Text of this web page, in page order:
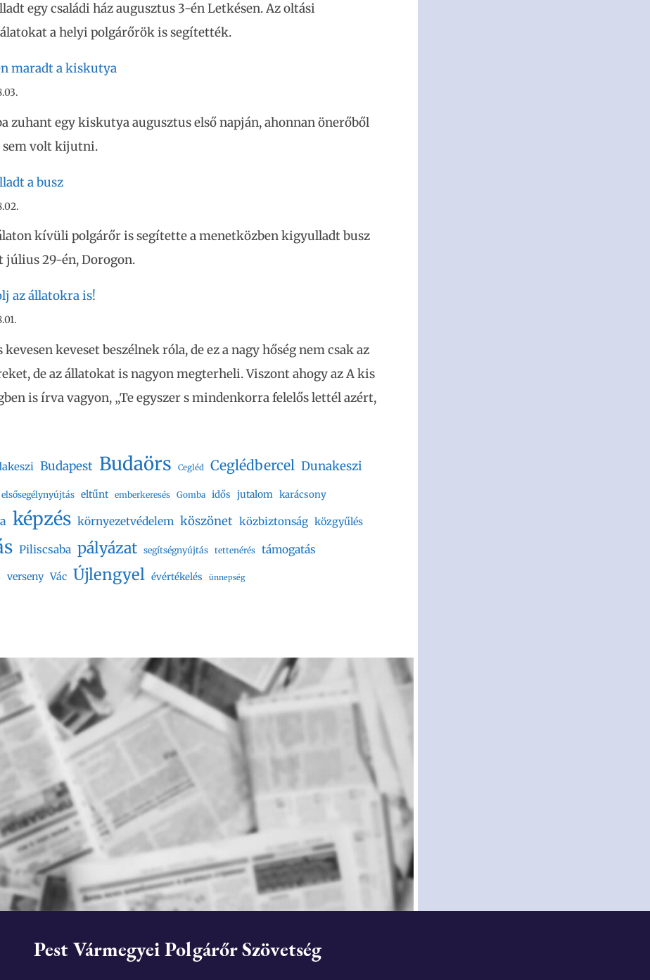
egy családi ház augusztus 3-én Letkésen. Az oltási
a helyi polgárőrök is segítették.
maradt a kiskutya
zuhant egy kiskutya augusztus első napján, ahonnan önerőből
sem volt kijutni.
a busz
kívüli polgárőr is segítette a menetközben kigyulladt busz
július 29-én, Dorogon.
az állatokra is!
kevesen keveset beszélnek róla, de ez a nagy hőség nem csak az
de az állatokat is nagyon megterheli. Viszont ahogy az A kis
is írva vagyon, „Te egyszer s mindenkorra felelős lettél azért,
Budapest Budaörs Cegléd Ceglédbercel Dunakeszi
elsősegélynyújtás eltűnt emberkeresés Gomba idős jutalom karácsony
képzés környezetvédelem köszönet közbiztonság közgyűlés
Piliscsaba pályázat segítségnyújtás tettenérés támogatás
verseny Vác Újlengyel évértékelés ünnepség
Pest Vármegyei Polgárőr Szövetség